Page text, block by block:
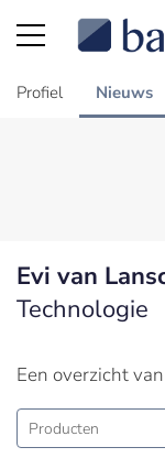
Profiel Nieuws
Evi van
Technologie
Een overzicht
Producten